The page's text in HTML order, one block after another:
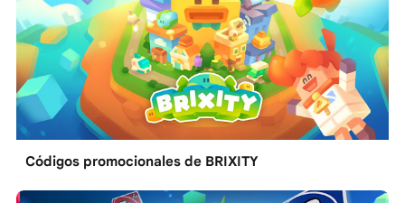
Códigos promocionales de BRIXITY